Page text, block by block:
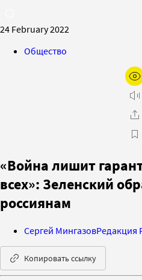
24 February 2022
Общество
«Война лишит
всех»: Зеленский
россиянам
Сергей МингазовРедакция
Копировать ссылку